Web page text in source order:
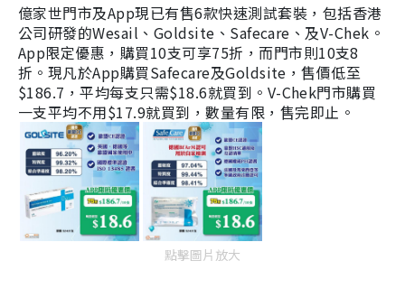
億家世門市及App現已有售6款快速測試套裝，包括香港
公司研發的Wesail、Goldsite、Safecare、及V-Chek。
App限定優惠，購買10支可享75折，而門市則10支8
折。現凡於App購買Safecare及Goldsite，售價低至
$186.7，平均每支只需$18.6就買到。V-Chek門市購買
一支平均不用$17.9就買到，數量有限，售完即止。
點擊圖片放大